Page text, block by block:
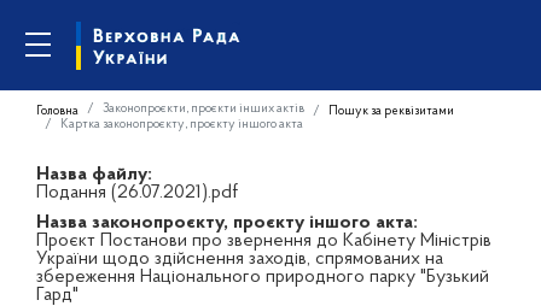
Головна Законопроєкти, проєкти інших актів
Пошук за реквізитами
Картка законопроєкту, проєкту іншого акта
Назва файлу:
Подання (26.07.2021).pdf
Назва законопроєкту, проєкту іншого акта:
Проєкт Постанови про звернення до Кабінету Міністрів
України щодо здійснення заходів, спрямованих на
збереження Національного природного парку "Бузький
Гард"